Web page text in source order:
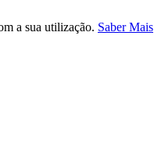
a sua utilização. Saber Mais